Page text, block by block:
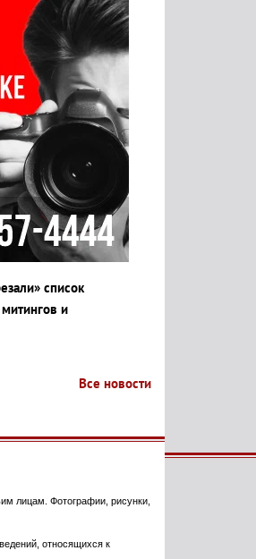
список
и
Все новости
лицам. Фотографии, рисунки,
относящихся к